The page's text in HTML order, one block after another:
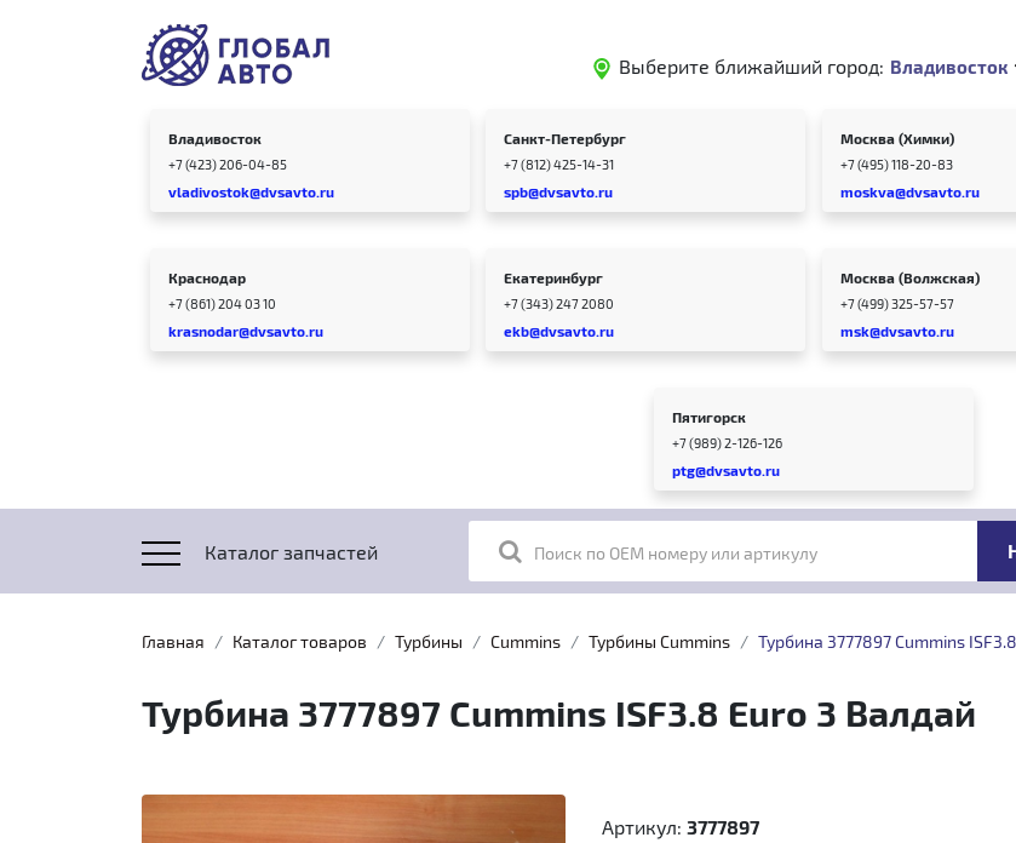
Выберите ближайший город: Владивосток
Владивосток
+7 (423) 206-04-85
vladivostok@dvsavto.ru
Санкт-Петербург
+7 (812) 425-14-31
spb@dvsavto.ru
Москва (Химки)
+7 (495) 118-20-83
moskva@dvsavto.ru
Краснодар
+7 (861) 204 03 10
krasnodar@dvsavto.ru
Екатеринбург
+7 (343) 247 2080
ekb@dvsavto.ru
Москва (Волжская)
+7 (499) 325-57-57
msk@dvsavto.ru
Пятигорск
+7 (989) 2-126-126
ptg@dvsavto.ru
Каталог запчастей Поиск по OEM номеру или артикулу
Главная Каталог товаров Турбины Cummins Турбины Cummins Турбина 3777897 Cummins
Турбина 3777897 Cummins ISF3.8 Euro 3 Валдай
Артикул: 3777897